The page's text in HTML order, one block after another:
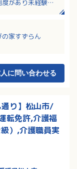
があり未経験の
離して効率化を
家すずらん
に問い合わせる
り】松山市/
転免許,介護福
）,介護職員実